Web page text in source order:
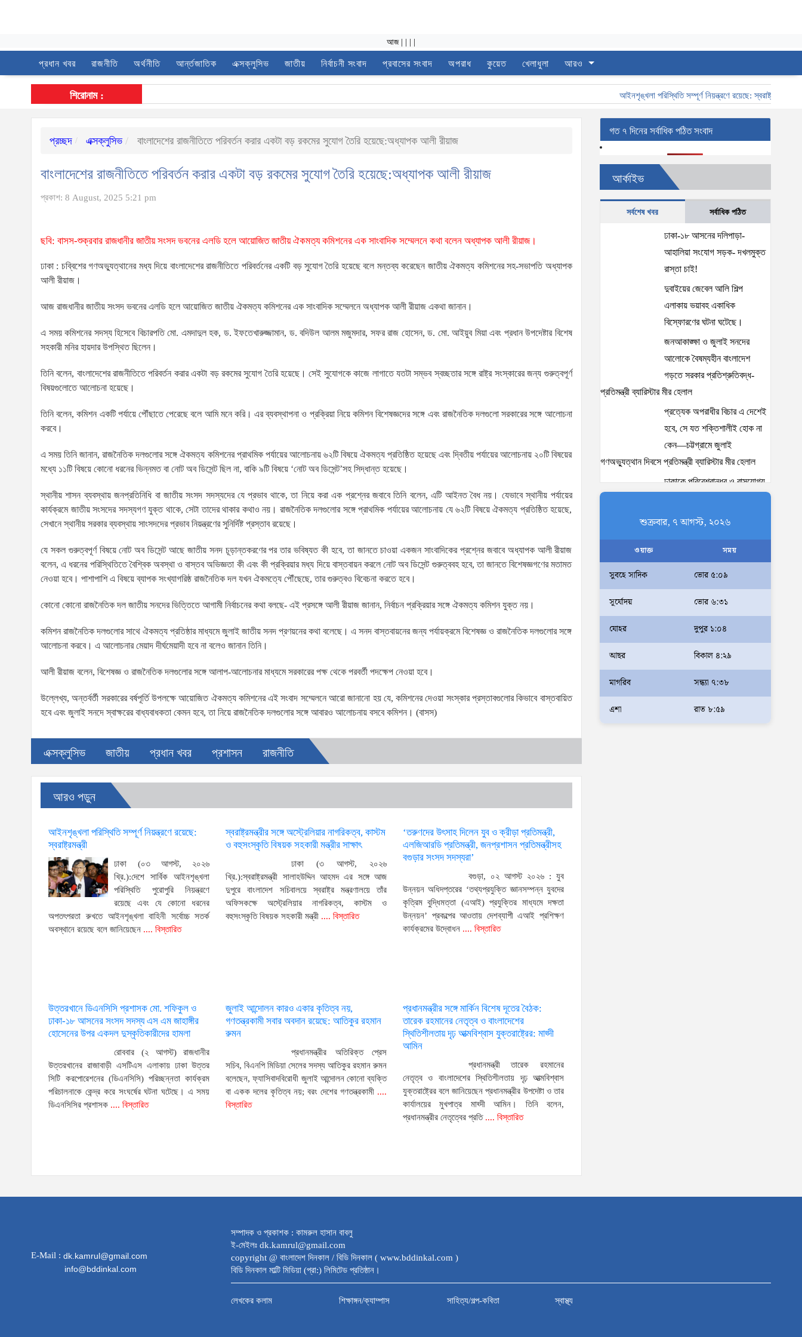
আজ
প্রধান খবর রাজনীতি অর্থনীতি আর্ন্তজাতিক এক্সক্লুসিভ জাতীয় নির্বাচনী সংবাদ প্রবাসের সংবাদ অপরাধ কুয়েত খেলাধুলা আরও
শিরোনাম : আইনশৃঙ্খলা পরিস্থিতি সম্পূর্ণ নিয়ন্ত্রণে রয়েছে: স্বরাষ্ট্রমন্ত্রী
প্রচ্ছদ এক্সক্লুসিভ বাংলাদেশের রাজনীতিতে পরিবর্তন করার একটা বড় রকমের সুযোগ তৈরি হয়েছে:অধ্যাপক আলী রীয়াজ
বাংলাদেশের রাজনীতিতে পরিবর্তন করার একটা বড় রকমের সুযোগ তৈরি হয়েছে:অধ্যাপক আলী রীয়াজ
প্রকাশ: 8 August, 2025 5:21 pm
ছবি: বাসস-শুক্রবার রাজধানীর জাতীয় সংসদ ভবনের এলডি হলে আয়োজিত জাতীয় ঐকমত্য কমিশনের এক সাংবাদিক সম্মেলনে কথা বলেন অধ্যাপক আলী রীয়াজ।
ঢাকা : চব্বিশের গণঅভ্যুত্থানের মধ্য দিয়ে বাংলাদেশের রাজনীতিতে পরিবর্তনের একটি বড় সুযোগ তৈরি হয়েছে বলে মন্তব্য করেছেন জাতীয় ঐকমত্য কমিশনের সহ-সভাপতি অধ্যাপক
আলী রীয়াজ।
আজ রাজধানীর জাতীয় সংসদ ভবনের এলডি হলে আয়োজিত জাতীয় ঐকমত্য কমিশনের এক সাংবাদিক সম্মেলনে অধ্যাপক আলী রীয়াজ একথা জানান।
এ সময় কমিশনের সদস্য হিসেবে বিচারপতি মো. এমদাদুল হক, ড. ইফতেখারুজ্জামান, ড. বদিউল আলম মজুমদার, সফর রাজ হোসেন, ড. মো. আইয়ুব মিয়া এবং প্রধান উপদেষ্টার বিশেষ
সহকারী মনির হায়দার উপস্থিত ছিলেন।
তিনি বলেন, বাংলাদেশের রাজনীতিতে পরিবর্তন করার একটা বড় রকমের সুযোগ তৈরি হয়েছে। সেই সুযোগকে কাজে লাগাতে যতটা সম্ভব স্বচ্ছতার সঙ্গে রাষ্ট্র সংস্কারের জন্য গুরুত্বপূর্ণ
বিষয়গুলোতে আলোচনা হয়েছে।
তিনি বলেন, কমিশন একটি পর্যায়ে পৌঁছাতে পেরেছে বলে আমি মনে করি। এর ব্যবস্থাপনা ও প্রক্রিয়া নিয়ে কমিশন বিশেষজ্ঞদের সঙ্গে এবং রাজনৈতিক দলগুলো সরকারের সঙ্গে আলোচনা
করবে।
এ সময় তিনি জানান, রাজনৈতিক দলগুলোর সঙ্গে ঐকমত্য কমিশনের প্রাথমিক পর্যায়ের আলোচনায় ৬২টি বিষয়ে ঐকমত্য প্রতিষ্ঠিত হয়েছে এবং দ্বিতীয় পর্যায়ের আলোচনায় ২০টি বিষয়ের
মধ্যে ১১টি বিষয়ে কোনো ধরনের ভিন্নমত বা নোট অব ডিসেন্ট ছিল না, বাকি ৯টি বিষয়ে ‘নোট অব ডিসেন্ট’সহ সিদ্ধান্ত হয়েছে।
স্থানীয় শাসন ব্যবস্থায় জনপ্রতিনিধি বা জাতীয় সংসদ সদস্যদের যে প্রভাব থাকে, তা নিয়ে করা এক প্রশ্নের জবাবে তিনি বলেন, এটি আইনত বৈধ নয়। যেভাবে স্থানীয় পর্যায়ের
কার্যক্রমে জাতীয় সংসদের সদস্যগণ যুক্ত থাকে, সেটা তাদের থাকার কথাও নয়। রাজনৈতিক দলগুলোর সঙ্গে প্রাথমিক পর্যায়ের আলোচনায় যে ৬২টি বিষয়ে ঐকমত্য প্রতিষ্ঠিত হয়েছে,
সেখানে স্থানীয় সরকার ব্যবস্থায় সাংসদদের প্রভাব নিয়ন্ত্রণের সুনির্দিষ্ট প্রস্তাব রয়েছে।
যে সকল গুরুত্বপূর্ণ বিষয়ে নোট অব ডিসেন্ট আছে জাতীয় সনদ চূড়ান্তকরণের পর তার ভবিষ্যত কী হবে, তা জানতে চাওয়া একজন সাংবাদিকের প্রশ্নের জবাবে অধ্যাপক আলী রীয়াজ
বলেন, এ ধরনের পরিস্থিতিতে বৈশ্বিক অবস্থা ও বাস্তব অভিজ্ঞতা কী এবং কী প্রক্রিয়ার মধ্য দিয়ে বাস্তবায়ন করলে নোট অব ডিসেন্ট গুরুত্ববহ হবে, তা জানতে বিশেষজ্ঞগণের মতামত
নেওয়া হবে। পাশাপাশি এ বিষয়ে ব্যাপক সংখ্যাগরিষ্ঠ রাজনৈতিক দল যখন ঐকমত্যে পৌঁছেছে, তার গুরুত্বও বিবেচনা করতে হবে।
কোনো কোনো রাজনৈতিক দল জাতীয় সনদের ভিত্তিতে আগামী নির্বাচনের কথা বলছে- এই প্রসঙ্গে আলী রীয়াজ জানান, নির্বাচন প্রক্রিয়ার সঙ্গে ঐকমত্য কমিশন যুক্ত নয়।
কমিশন রাজনৈতিক দলগুলোর সাথে ঐকমত্য প্রতিষ্ঠার মাধ্যমে জুলাই জাতীয় সনদ প্রণয়নের কথা বলেছে। এ সনদ বাস্তবায়নের জন্য পর্যায়ক্রমে বিশেষজ্ঞ ও রাজনৈতিক দলগুলোর সঙ্গে
আলোচনা করবে। এ আলোচনার মেয়াদ দীর্ঘমেয়াদী হবে না বলেও জানান তিনি।
আলী রীয়াজ বলেন, বিশেষজ্ঞ ও রাজনৈতিক দলগুলোর সঙ্গে আলাপ-আলোচনার মাধ্যমে সরকারের পক্ষ থেকে পরবর্তী পদক্ষেপ নেওয়া হবে।
উল্লেখ্য, অন্তর্বর্তী সরকারের বর্ষপূর্তি উপলক্ষে আয়োজিত ঐকমত্য কমিশনের এই সংবাদ সম্মেলনে আরো জানানো হয় যে, কমিশনের দেওয়া সংস্কার প্রস্তাবগুলোর কিভাবে বাস্তবায়িত
হবে এবং জুলাই সনদে স্বাক্ষরের বাধ্যবাধকতা কেমন হবে, তা নিয়ে রাজনৈতিক দলগুলোর সঙ্গে আবারও আলোচনায় বসবে কমিশন। (বাসস)
এক্সক্লুসিভ জাতীয় প্রধান খবর প্রশাসন রাজনীতি
আরও পড়ুন
আইনশৃঙ্খলা পরিস্থিতি সম্পূর্ণ নিয়ন্ত্রণে রয়েছে:
স্বরাষ্ট্রমন্ত্রী
ঢাকা (০৩ আগস্ট, ২০২৬
খ্রি.):দেশে সার্বিক আইনশৃঙ্খলা
পরিস্থিতি পুরোপুরি নিয়ন্ত্রণে
রয়েছে এবং যে কোনো ধরনের
অপতৎপরতা রুখতে আইনশৃঙ্খলা বাহিনী সর্বোচ্চ সতর্ক
অবস্থানে রয়েছে বলে জানিয়েছেন .... বিস্তারিত
স্বরাষ্ট্রমন্ত্রীর সঙ্গে অস্ট্রেলিয়ার নাগরিকত্ব, কাস্টম
ও বহুসংস্কৃতি বিষয়ক সহকারী মন্ত্রীর সাক্ষাৎ
ঢাকা (৩ আগস্ট, ২০২৬
খ্রি.):স্বরাষ্ট্রমন্ত্রী সালাহউদ্দিন আহমদ এর সঙ্গে আজ
দুপুরে বাংলাদেশ সচিবালয়ে স্বরাষ্ট্র মন্ত্রণালয়ে তাঁর
অফিসকক্ষে অস্ট্রেলিয়ার নাগরিকত্ব, কাস্টম ও
বহুসংস্কৃতি বিষয়ক সহকারী মন্ত্রী .... বিস্তারিত
‘তরুণদের উৎসাহ দিলেন যুব ও ক্রীড়া প্রতিমন্ত্রী,
এলজিআরডি প্রতিমন্ত্রী, জনপ্রশাসন প্রতিমন্ত্রীসহ
বগুড়ার সংসদ সদস্যরা’
বগুড়া, ০২ আগস্ট ২০২৬ : যুব
উন্নয়ন অধিদপ্তরের ‘তথ্যপ্রযুক্তি জ্ঞানসম্পন্ন যুবদের
কৃত্রিম বুদ্ধিমত্তা (এআই) প্রযুক্তির মাধ্যমে দক্ষতা
উন্নয়ন’ প্রকল্পের আওতায় দেশব্যাপী এআই প্রশিক্ষণ
কার্যক্রমের উদ্বোধন.... বিস্তারিত
উত্তরখানে ডিএনসিসি প্রশাসক মো. শফিকুল ও
ঢাকা-১৮ আসনের সংসদ সদস্য এস এম জাহাঙ্গীর
হোসেনের উপর একদল দুস্কৃতিকারীদের হামলা
রোববার (২ আগস্ট) রাজধানীর
উত্তরখানের রাজাবাড়ী এসটিএস এলাকায় ঢাকা উত্তর
সিটি করপোরেশনের (ডিএনসিসি) পরিচ্ছন্নতা কার্যক্রম
পরিচালনাকে কেন্দ্র করে সংঘর্ষের ঘটনা ঘটেছে। এ সময়
ডিএনসিসির প্রশাসক .... বিস্তারিত
জুলাই আন্দোলন কারও একার কৃতিত্ব নয়,
গণতন্ত্রকামী সবার অবদান রয়েছে: আতিকুর রহমান
রুমন
প্রধানমন্ত্রীর অতিরিক্ত প্রেস
সচিব, বিএনপি মিডিয়া সেলের সদস্য আতিকুর রহমান রুমন
বলেছেন, ফ্যাসিবাদবিরোধী জুলাই আন্দোলন কোনো ব্যক্তি
বা একক দলের কৃতিত্ব নয়; বরং দেশের গণতন্ত্রকামী ....
বিস্তারিত
প্রধানমন্ত্রীর সঙ্গে মার্কিন বিশেষ দূতের বৈঠক:
তারেক রহমানের নেতৃত্ব ও বাংলাদেশের
স্থিতিশীলতায় দৃঢ় আত্মবিশ্বাস যুক্তরাষ্ট্রের: মাহ্দী
আমিন
প্রধানমন্ত্রী তারেক রহমানের
নেতৃত্ব ও বাংলাদেশের স্থিতিশীলতায় দৃঢ় আত্মবিশ্বাস
যুক্তরাষ্ট্রের বলে জানিয়েছেন প্রধানমন্ত্রীর উপদেষ্টা ও তার
কার্যালয়ের মুখপাত্র মাহ্দী আমিন। তিনি বলেন,
প্রধানমন্ত্রীর নেতৃত্বের প্রতি.... বিস্তারিত
গত ৭ দিনের সর্বাধিক পঠিত সংবাদ
আর্কাইভ
সর্বশেষ খবর সর্বাধিক পঠিত
ঢাকা-১৮ আসনের দলিপাড়া-
আহালিয়া সংযোগ সড়ক- দখলমুক্ত
রাস্তা চাই!
দুবাইয়ের জেবেল আলি শিল্প
এলাকায় ভয়াবহ একাধিক
বিস্ফোরণের ঘটনা ঘটেছে।
জনআকাঙ্ক্ষা ও জুলাই সনদের
আলোকে বৈষম্যহীন বাংলাদেশ
গড়তে সরকার প্রতিশ্রুতিবদ্ধ-
প্রতিমন্ত্রী ব্যারিস্টার মীর হেলাল
প্রত্যেক অপরাধীর বিচার এ দেশেই
হবে, সে যত শক্তিশালীই হোক না
কেন—চট্টগ্রামে জুলাই
গণঅভ্যুত্থান দিবসে প্রতিমন্ত্রী ব্যারিস্টার মীর হেলাল
ঢাকাকে পরিবেশবান্ধব ও বাসযোগ্য
নাগরিকদের দায়িত্বশীল ভূমিকা
ব্যারিস্টার মীর হেলাল
কার্যকর উদ্যোগ নেয়ার আহ্বান
পার্বত্য প্রতিমন্ত্রীর
খুনের মামলায় গ্রেপ্তার তার স্বামী
জামিন নাদিয়ে কারাগারে পাঠালো আদালত
কারও একার
শুক্রবার, ৭ আগস্ট, ২০২৬
ওয়াক্ত সময়
সুবহে সাদিক ভোর ৫:০৯
সূর্যোদয় ভোর ৬:৩১
যোহর দুপুর ১:০৪
আছর বিকাল ৪:২৯
মাগরিব সন্ধ্যা ৭:৩৮
এশা রাত ৮:৫৯
E-Mail : dk.kamrul@gmail.com
info@bddinkal.com
সম্পাদক ও প্রকাশক : কামরুল হাসান বাবলু
ই-মেইলঃ dk.kamrul@gmail.com
copyright @ বাংলাদেশ দিনকাল / বিডি দিনকাল ( www.bddinkal.com )
বিডি দিনকাল মাল্টি মিডিয়া (প্রা:) লিমিটেড প্রতিষ্ঠান।
লেখকের কলাম শিক্ষাঙ্গন/ক্যাম্পাস সাহিত্য/গল্প-কবিতা স্বাস্থ্য